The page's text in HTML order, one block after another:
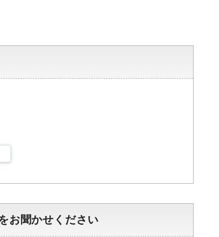
お聞かせください